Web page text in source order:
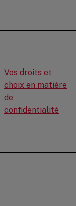
Vos droits et
choix en matière
de
confidentialité